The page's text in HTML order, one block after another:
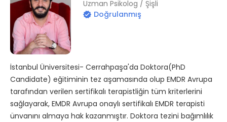
Uzman Psikolog / Şişli
Doğrulanmış
İstanbul Üniversitesi- Cerrahpaşa'da Doktora(PhD
Candidate) eğitiminin tez aşamasında olup EMDR Avrupa
tarafından verilen sertifikalı terapistliğin tüm kriterlerini
sağlayarak, EMDR Avrupa onaylı sertifikalı EMDR terapisti
ünvanını almaya hak kazanmıştır. Doktora tezini bağımlılık